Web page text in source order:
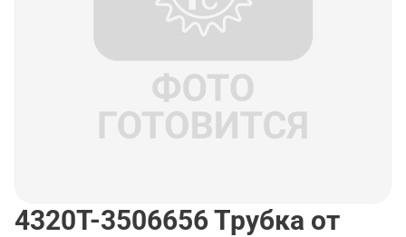
4320Т-3506656Трубка от